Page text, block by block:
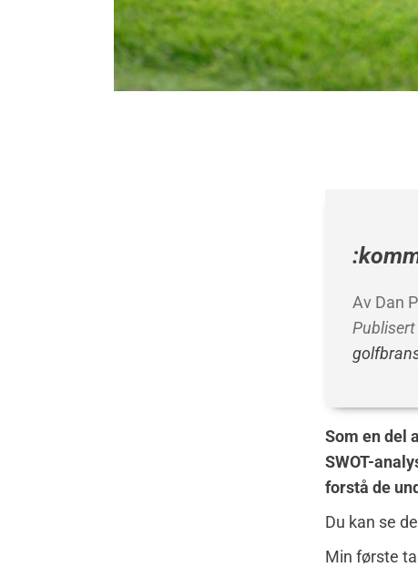
Av Dan
Som en del
SWOT-
forstå de
Du kan se
Min første